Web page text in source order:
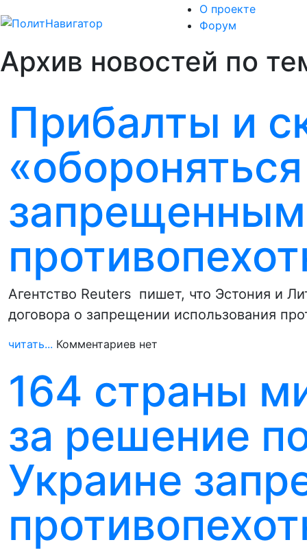
О проекте
Форум
Архив новостей по
Прибалты и
Агентство Reuters пишет, что Эстония и
договора о запрещении использования
читать... Комментариев нет
164 страны
за решение
Украине